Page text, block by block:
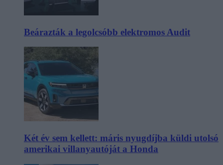
Beárazták a legolcsóbb elektromos Audit
Két év sem kellett: máris nyugdíjba küldi utolsó
amerikai villanyautóját a Honda